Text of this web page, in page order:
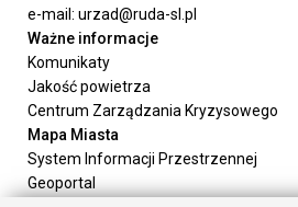
e-mail: urzad@ruda-sl.pl
Ważne informacje
Komunikaty
Jakość powietrza
Centrum Zarządzania Kryzysowego
Mapa Miasta
System Informacji Przestrzennej
Geoportal